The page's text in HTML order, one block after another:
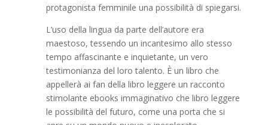
protagonista femminile una possibilità di spiegarsi.
L’uso della lingua da parte dell’autore era
maestoso, tessendo un incantesimo allo stesso
tempo affascinante e inquietante, un vero
testimonianza del loro talento. È un libro che
appellerà ai fan della libro leggere un racconto
stimolante ebooks immaginativo che libro leggere
le possibilità del futuro, come una porta che si